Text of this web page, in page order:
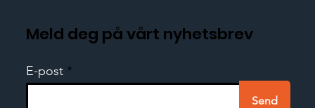
Meld deg på vårt nyhetsbrev
E-post
Send